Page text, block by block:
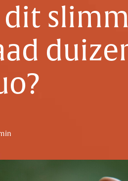
dit